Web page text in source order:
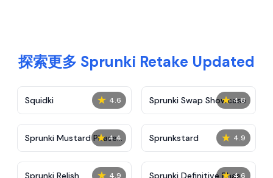
探索更多 Sprunki Retake Updated
★ 4.6
Squidki ★ 4.8
Sprunki Swap Showcase
★ 4.4
Sprunki Mustard Phase
2
★ 4.9
Sprunkstard
★ 4.9
Sprunki Relish ★ 4.6
Sprunki Definitive Phase